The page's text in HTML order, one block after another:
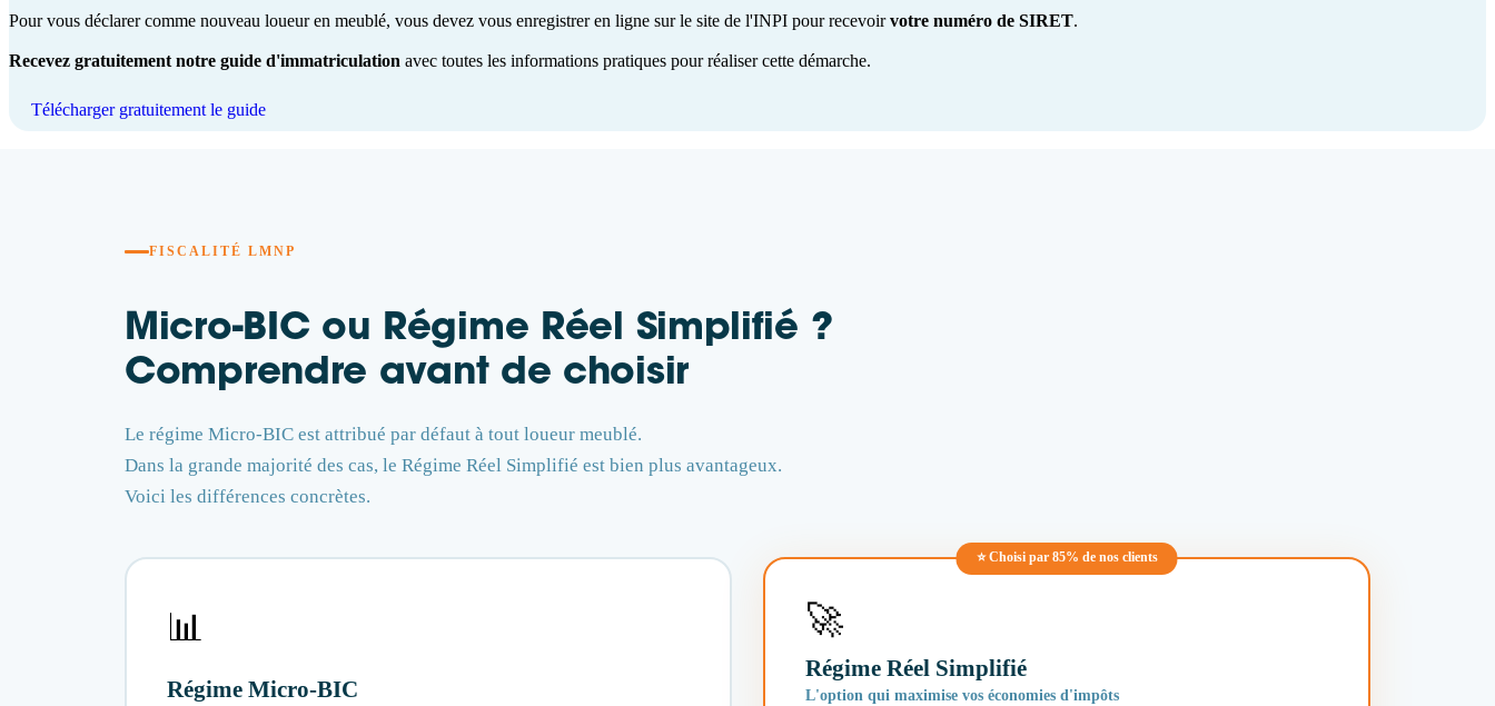
Pour vous déclarer comme nouveau loueur en meublé, vous devez vous enregistrer en ligne sur le site de l'INPI pour recevoirvotre numéro de SIRET.
Recevez gratuitement notre guide d'immatriculation avec toutes les informations pratiques pour réaliser cette démarche.
Télécharger gratuitement le guide
FISCALITÉ LMNP
Micro-BIC ou Régime Réel Simplifié ?
Comprendre avant de choisir
Le régime Micro-BIC est attribué par défaut à tout loueur meublé.
Dans la grande majorité des cas, le Régime Réel Simplifié est bien plus avantageux.
Voici les différences concrètes.
📊
Régime Micro-BIC
⭐ Choisi par 85% de nos clients
🚀
Régime Réel Simplifié
L'option qui maximise vos économies d'impôts